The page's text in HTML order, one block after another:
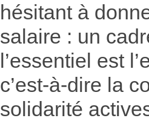
hésitant à
salaire : un
l’essentiel est
c’est-à-dire la
solidarité